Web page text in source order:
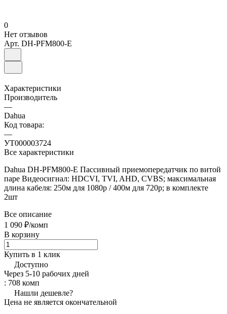
0
Нет отзывов
Арт. DH-PFM800-E
Характеристики
Производитель
—
Dahua
Код товара:
—
УТ000003724
Все характеристики
Dahua DH-PFM800-E Пассивный приемопередатчик по витой
паре Видеосигнал: HDCVI, TVI, AHD, CVBS; максимальная
длина кабеля: 250м для 1080p / 400м для 720p; в комплекте
2шт
Все описание
1 090 ₽/комп
В корзину
Купить в 1 клик
Доступно
Через 5-10 рабочих дней
: 708 комп
Нашли дешевле?
Цена не является окончательной